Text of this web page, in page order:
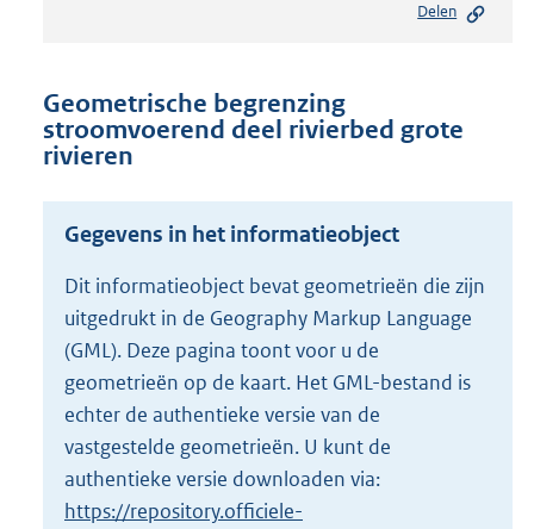
n
d
s
o
t
e
:
9
5
K
Delen
Geometrische begrenzing
stroomvoerend deel rivierbed grote
rivieren
Gegevens in het informatieobject
Dit informatieobject bevat geometrieën die zijn
uitgedrukt in de Geography Markup Language
(GML). Deze pagina toont voor u de
geometrieën op de kaart. Het GML-bestand is
echter de authentieke versie van de
vastgestelde geometrieën. U kunt de
authentieke versie downloaden via:
https://repository.officiele-